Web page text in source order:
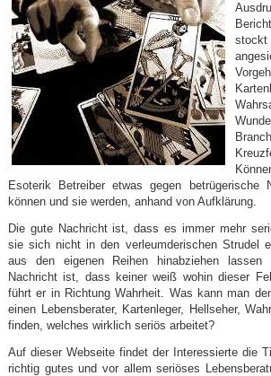
Esoterik Betreiber etwas gegen betrügerische
können und sie werden, anhand von Aufklärung.
Die gute Nachricht ist, dass es immer mehr
sie sich nicht in den verleumderischen Strudel
aus den eigenen Reihen hinabziehen
Nachricht ist, dass keiner weiß wohin dieser
führt er in Richtung Wahrheit. Was kann man
einen Lebensberater, Kartenleger, Hellseher,
finden, welches wirklich seriös arbeitet?
Auf dieser Webseite findet der Interessierte die
richtig gutes und vor allem seriöses